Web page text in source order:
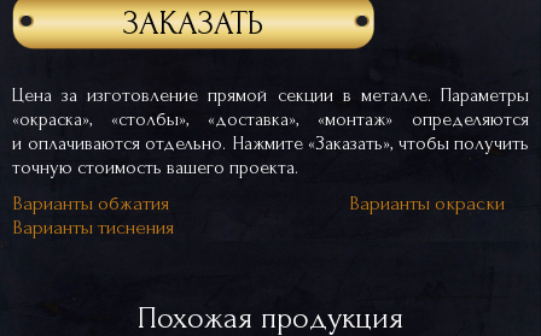
ЗАКАЗАТЬ
Цена за изготовление прямой секции в металле. Параметры
«окраска», «столбы», «доставка», «монтаж» определяются
и оплачиваются отдельно. Нажмите «Заказать», чтобы получить
точную стоимость вашего проекта.
Варианты обжатия
Варианты окраски
Варианты тиснения
Похожая продукция